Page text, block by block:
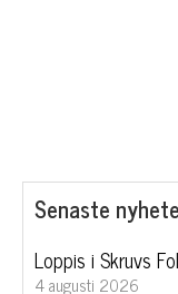
Senaste
Loppis i Skruvs
4 augusti 2026